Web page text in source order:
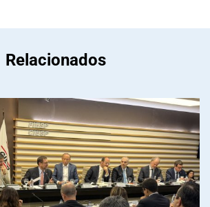
Relacionados